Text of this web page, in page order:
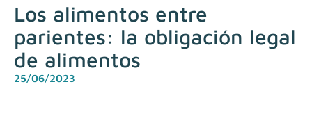
Los alimentos entre
parientes: la obligación legal
de alimentos
25/06/2023